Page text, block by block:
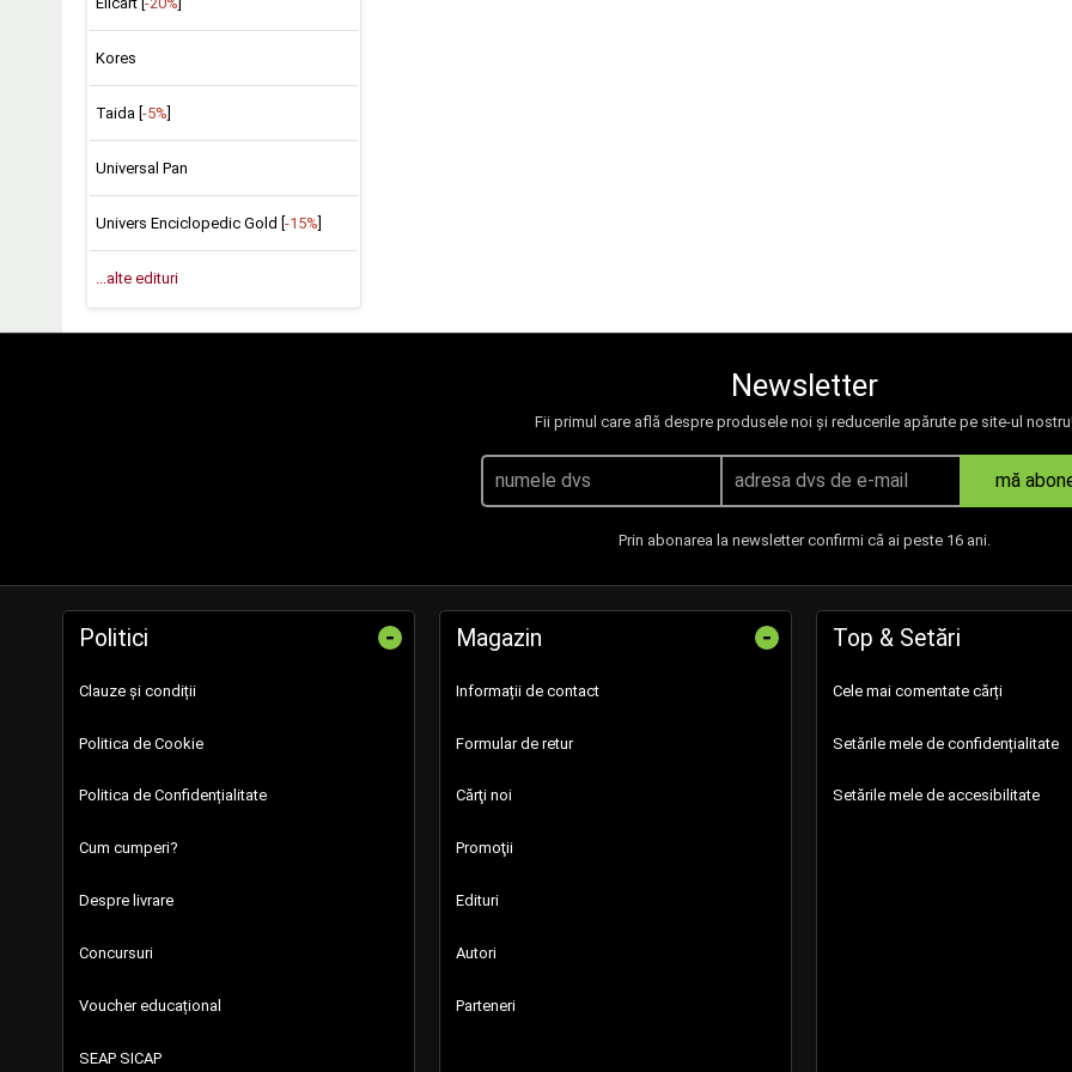
Kores
Taida [ -5%
Universal Pan
Univers Enciclopedic Gold [ -15%
...alte edituri
Newsletter
Fii primul care află despre produsele noi și reducerile apărute pe site-ul nostru!
mă
Prin abonarea la newsletter confirmi că ai peste 16 ani.
Politici -
Clauze și condiții
Politica de Cookie
Politica de Confidențialitate
Cum cumperi?
Despre livrare
Concursuri
Voucher educațional
SEAP SICAP
Magazin -
Informații de contact
Formular de retur
Cărţi noi
Promoţii
Edituri
Autori
Parteneri
Top & Setări
Cele mai comentate cărți
Setările mele de confidențialitate
Setările mele de accesibilitate